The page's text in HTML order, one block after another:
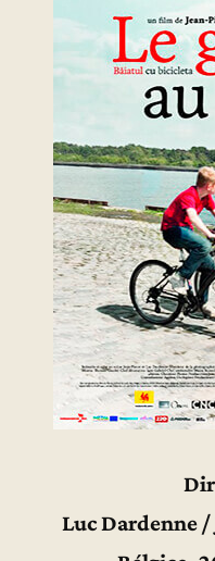
Luc Dardenne